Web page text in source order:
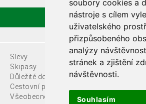
soubory cookies a
nástroje s cílem
uživatelského
přizpůsobeného
analýzy
stránek a zjištění
návštěvnosti.
Souhlasím
Slevy
Skipasy
Důležité dokumenty
Cestovní pojištění
Kontakty
Všeobecné podmínky